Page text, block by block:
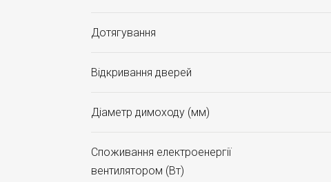
Дотягування
Відкривання дверей
Діаметр димоходу (мм)
Споживання електроенергії
вентилятором (Вт)